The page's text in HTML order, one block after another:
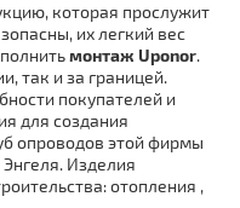
которая прослужит
их легкий вес
мoнтaж Uponor.
так и за границей.
покупателей и
для создания
опроводов этой фирмы
Изделия
отoпления ,